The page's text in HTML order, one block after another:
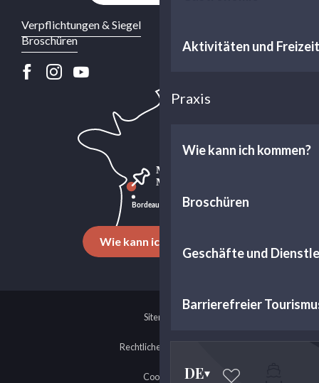
Aktivitäten und Freizeit
Praxis
Wie kann ich kommen?
Broschüren
Geschäfte und
Barrierefreier
DE
Verpflichtungen & Siegel
Broschüren
Wie kann ich kommen?
Sitemap
Rechtliche Hinweise
Cookies